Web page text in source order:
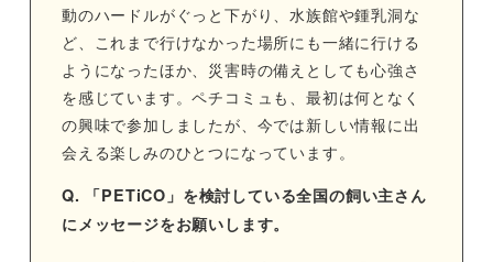
動のハードルがぐっと下がり、水族館や鍾乳洞な
ど、これまで行けなかった場所にも一緒に行ける
ようになったほか、災害時の備えとしても心強さ
を感じています。ペチコミュも、最初は何となく
の興味で参加しましたが、今では新しい情報に出
会える楽しみのひとつになっています。
Q. 「PETiCO」を検討している全国の飼い主さん
にメッセージをお願いします。